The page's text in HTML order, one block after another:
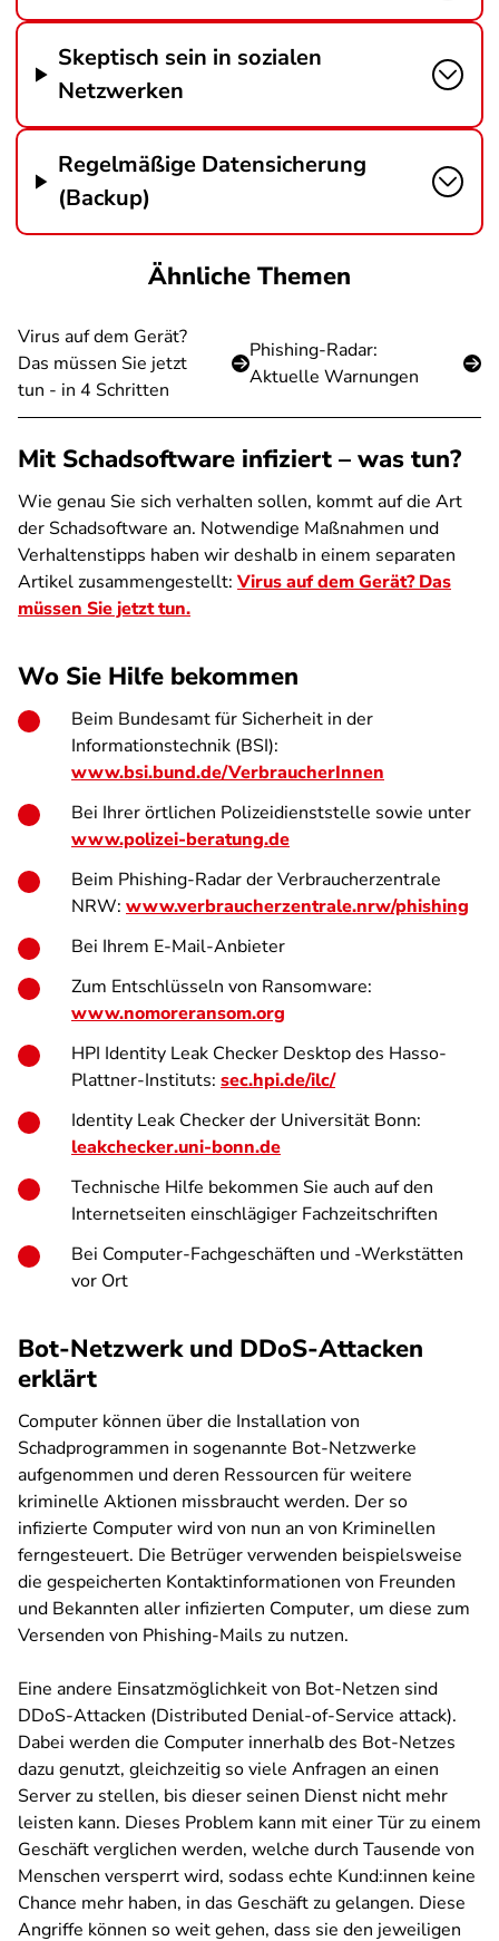
Skeptisch sein in sozialen
Netzwerken
Regelmäßige Datensicherung
(Backup)
Ähnliche Themen
Virus auf dem Gerät?
Das müssen Sie jetzt
tun - in 4 Schritten
Phishing-Radar:
Aktuelle Warnungen
Mit Schadsoftware infiziert – was tun?
Wie genau Sie sich verhalten sollen, kommt auf die Art
der Schadsoftware an. Notwendige Maßnahmen und
Verhaltenstipps haben wir deshalb in einem separaten
Artikel zusammengestellt: Virus auf dem Gerät? Das
müssen Sie jetzt tun.
Wo Sie Hilfe bekommen
Beim Bundesamt für Sicherheit in der
Informationstechnik (BSI):
www.bsi.bund.de/VerbraucherInnen
Bei Ihrer örtlichen Polizeidienststelle sowie unter
www.polizei-beratung.de
Beim Phishing-Radar der Verbraucherzentrale
NRW: www.verbraucherzentrale.nrw/phishing
Bei Ihrem E-Mail-Anbieter
Zum Entschlüsseln von Ransomware:
www.nomoreransom.org
HPI Identity Leak Checker Desktop des Hasso-
Plattner-Instituts: sec.hpi.de/ilc/
Identity Leak Checker der Universität Bonn:
leakchecker.uni-bonn.de
Technische Hilfe bekommen Sie auch auf den
Internetseiten einschlägiger Fachzeitschriften
Bei Computer-Fachgeschäften und -Werkstätten
vor Ort
Bot-Netzwerk und DDoS-Attacken
erklärt
Computer können über die Installation von
Schadprogrammen in sogenannte Bot-Netzwerke
aufgenommen und deren Ressourcen für weitere
kriminelle Aktionen missbraucht werden. Der so
infizierte Computer wird von nun an von Kriminellen
ferngesteuert. Die Betrüger verwenden beispielsweise
die gespeicherten Kontaktinformationen von Freunden
und Bekannten aller infizierten Computer, um diese zum
Versenden von Phishing-Mails zu nutzen.
Eine andere Einsatzmöglichkeit von Bot-Netzen sind
DDoS-Attacken (Distributed Denial-of-Service attack).
Dabei werden die Computer innerhalb des Bot-Netzes
dazu genutzt, gleichzeitig so viele Anfragen an einen
Server zu stellen, bis dieser seinen Dienst nicht mehr
leisten kann. Dieses Problem kann mit einer Tür zu einem
Geschäft verglichen werden, welche durch Tausende von
Menschen versperrt wird, sodass echte Kund:innen keine
Chance mehr haben, in das Geschäft zu gelangen. Diese
Angriffe können so weit gehen, dass sie den jeweiligen